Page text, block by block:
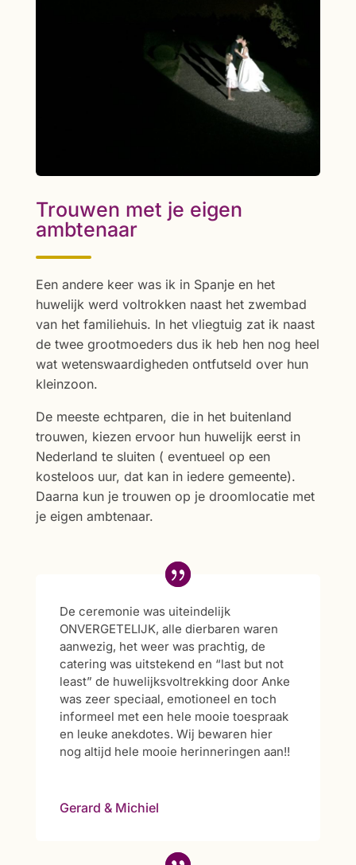
Trouwen met je eigen
ambtenaar
Een andere keer was ik in Spanje en het
huwelijk werd voltrokken naast het zwembad
van het familiehuis. In het vliegtuig zat ik naast
de twee grootmoeders dus ik heb hen nog heel
wat wetenswaardigheden ontfutseld over hun
kleinzoon.
De meeste echtparen, die in het buitenland
trouwen, kiezen ervoor hun huwelijk eerst in
Nederland te sluiten ( eventueel op een
kosteloos uur, dat kan in iedere gemeente).
Daarna kun je trouwen op je droomlocatie met
je eigen ambtenaar.
De ceremonie was uiteindelijk
ONVERGETELIJK, alle dierbaren waren
aanwezig, het weer was prachtig, de
catering was uitstekend en “last but not
least” de huwelijksvoltrekking door Anke
was zeer speciaal, emotioneel en toch
informeel met een hele mooie toespraak
en leuke anekdotes. Wij bewaren hier
nog altijd hele mooie herinneringen aan!!
Gerard & Michiel